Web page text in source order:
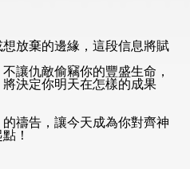
放棄的邊緣，這段信息將賦
讓仇敵偷竊你的豐盛生命，
決定你明天在怎樣的成果
禱告，讓今天成為你對齊神
！